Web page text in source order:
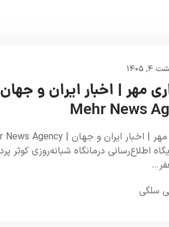
۱۴۰۵
مهر | اخبار ایران و
Mehr News
اطلاع‌رسانی درمانگاه شبانه‌روزی کوثر
سلگی